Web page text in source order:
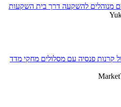
מנוהלים להשקעה דרך בית השקעות
קרנות פנסיה עם מסלולים מחקי מדד